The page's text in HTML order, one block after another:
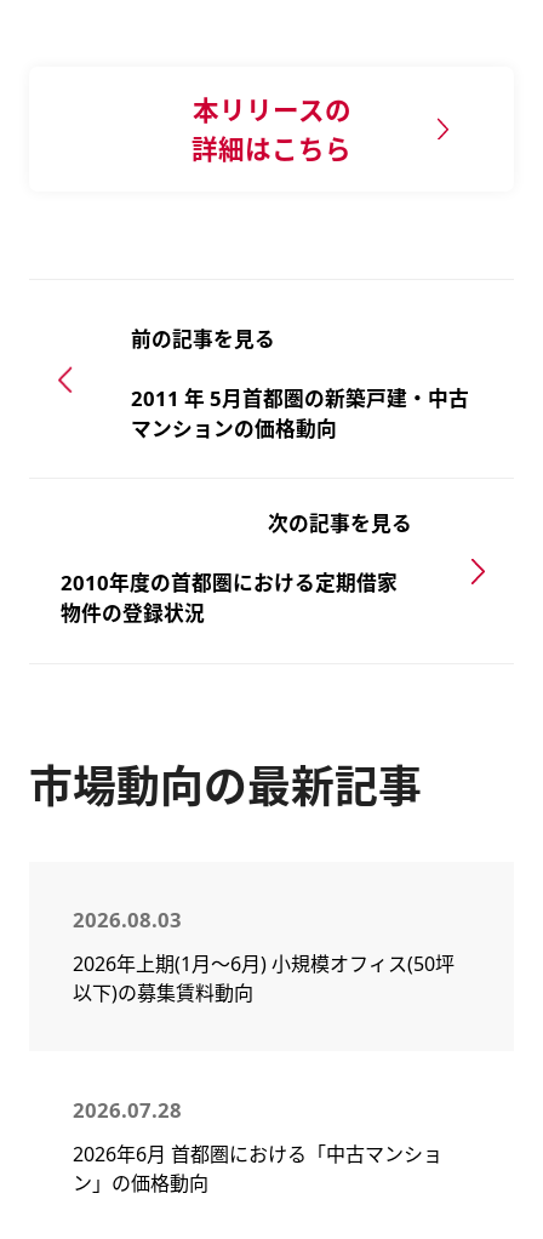
本リリースの
詳細はこちら
前の記事を見る
2011 年 5月首都圏の新築戸建・中古
マンションの価格動向
次の記事を見る
2010年度の首都圏における定期借家
物件の登録状況
市場動向の最新記事
2026.08.03
2026年上期(1月～6月) 小規模オフィス(50坪
以下)の募集賃料動向
2026.07.28
2026年6月 首都圏における「中古マンショ
ン」の価格動向